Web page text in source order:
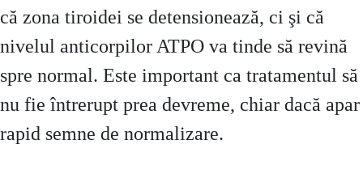
că zona tiroidei se detensionează, ci şi că
nivelul anticorpilor ATPO va tinde să revină
spre normal. Este important ca tratamentul să
nu fie întrerupt prea devreme, chiar dacă apar
rapid semne de normalizare.